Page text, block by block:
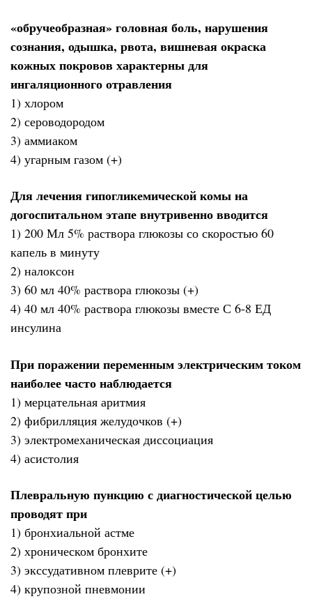
«обручеобразная» головная боль, нарушения
сознания, одышка, рвота, вишневая окраска
кожных покровов характерны для
ингаляционного отравления
1) хлором
2) сероводородом
3) аммиаком
4) угарным газом (+)
Для лечения гипогликемической комы на
догоспитальном этапе внутривенно вводится
1) 200 Мл 5% раствора глюкозы со скоростью 60
капель в минуту
2) налоксон
3) 60 мл 40% раствора глюкозы (+)
4) 40 мл 40% раствора глюкозы вместе С 6-8 ЕД
инсулина
При поражении переменным электрическим током
наиболее часто наблюдается
1) мерцательная аритмия
2) фибрилляция желудочков (+)
3) электромеханическая диссоциация
4) асистолия
Плевральную пункцию с диагностической целью
проводят при
1) бронхиальной астме
2) хроническом бронхите
3) экссудативном плеврите (+)
4) крупозной пневмонии